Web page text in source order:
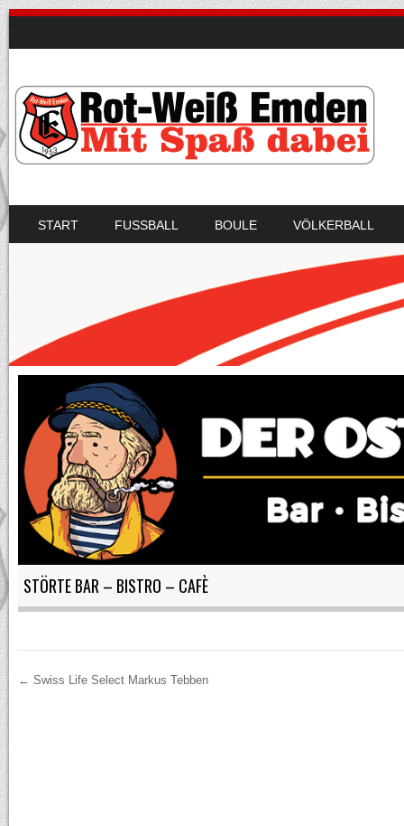
MENU
START FUSSBALL BOULE VÖLKERBALL
STÖRTE BAR – BISTRO – CAFÈ
← Swiss Life Select Markus Tebben